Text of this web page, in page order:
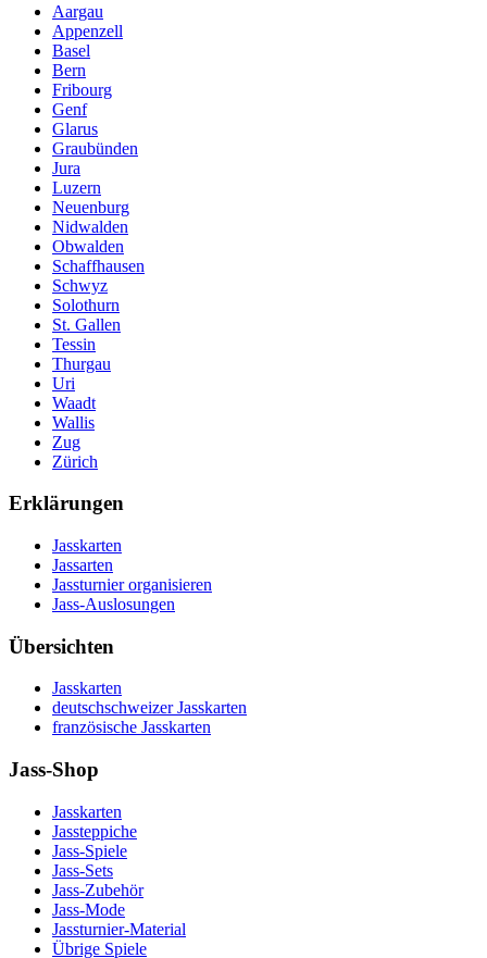
Aargau
Appenzell
Basel
Bern
Fribourg
Genf
Glarus
Graubünden
Jura
Luzern
Neuenburg
Nidwalden
Obwalden
Schaffhausen
Schwyz
Solothurn
St. Gallen
Tessin
Thurgau
Uri
Waadt
Wallis
Zug
Zürich
Erklärungen
Jasskarten
Jassarten
Jassturnier organisieren
Jass-Auslosungen
Übersichten
Jasskarten
deutschschweizer Jasskarten
französische Jasskarten
Jass-Shop
Jasskarten
Jassteppiche
Jass-Spiele
Jass-Sets
Jass-Zubehör
Jass-Mode
Jassturnier-Material
Übrige Spiele